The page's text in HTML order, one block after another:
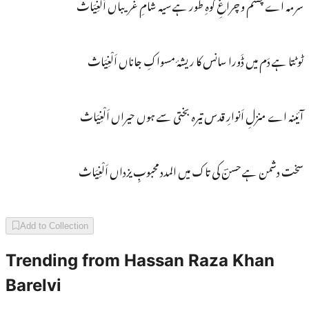
ٹوٹتا ہے دَم میں ڈَورا سانس کا ریشۂ مسواکِ جاناں اَلْغِیَاث
آئینہ اے منزلِ اَنوارِ قدس تیرہ بختی سے ہوں حیراں اَلْغِیَاث
سخت دشمن ہے حسنؔ کی تاک میں المدد محبوبِ یزداں اَلْغِیَاث
Add to Collection
Trending from Hassan Raza Khan
Barelvi